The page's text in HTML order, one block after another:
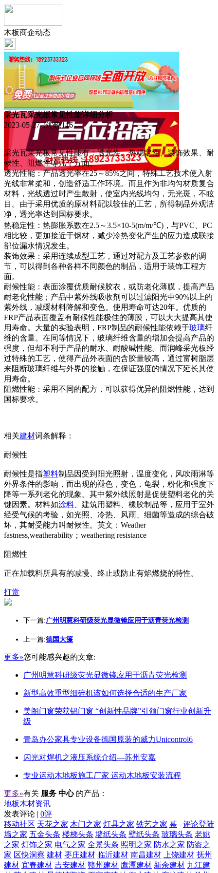
木板商企动态
采光瓦采光板常见性能详细分析
2023-05-27 浏览:116
采光瓦采光板常见性能有：透光性、热稳定性、装饰效果、耐
候性、阻燃性等几个方面。
透光性能：产品透光率在25～85%之间，特殊工艺技术使入射
光线非常柔和，创造舒适工作环境。而且作为非均匀材质复合
材料，光线透过时产生散射，使室内光线均匀，无光斑，不眩
目。由于采用优质的原材料配以较佳的工艺，所得制品外观洁
净，透光率达到国标要求。
热稳定性：热膨胀系数在2.5～3.5×10-5(m/m/℃)，与PVC、PC
相比较，更加接近于钢材，减少冷热变化产生的应力造成联接
部位漏水情况发生。
装饰效果：采用连续成型工艺，通过对配方及工艺参数的调
节，可以得到各种各样不同颜色的制品，适用于装饰工程方
面。
耐候性能：表面涂覆优质耐候胶衣，或防老化薄膜，提高产品
耐老化性能；产品中紫外线吸收剂可以过滤阳光中90%以上的
紫外线，减缓材料降解和变色。使用寿命可达20年。优质的
FRP产品表面覆盖有耐候性能极佳的薄膜，可以大大提高其使
用寿命。大量的实验表明，FRP制品的耐候性能依赖于玻璃纤
维的含量。在同等情况下，玻璃纤维含量的增加会提高产品的
强度，但却不利于产品的耐水、耐酸碱性能。而润峰采光板经
过特殊的工艺，使得产品外表面的含胶量较高，通过富树脂层
来阻断玻璃纤维与外界的接触，在保证强度的情况下延长其使
用寿命。
阻燃性能：采用不同的配方，可以获得优异的阻燃性能，达到
国标要求。
相关建材词条解释：
耐候性
耐候性是指塑料制品因受到阳光照射，温度变化，风吹雨淋等
外界条件的影响，而出现的褪色，变色，龟裂，粉化和强度下
降等一系列老化的现象。其中紫外线照射是促使塑料老化的关
键因素。材料如涂料 、建筑用塑料、橡胶制品等，应用于室外
经受气候的考验，如光照、冷热、风雨、细菌等造成的综合破
坏，其耐受能力叫耐候性。英文：Weather
fastness,weatherability；weathering resistance
阻燃性
正在加载料所具有的减慢、终止或防止有焰燃烧的特性。
打赏
下一篇:广州明慧科研级荧光显微镜应用于沥青荧光检测
上一篇:德国大篷
更多»您可能感兴趣的文章:
广州明慧科研级荧光显微镜应用于沥青荧光检测
新型高效重型细碎机该如何选择合适的生产厂家
美阁门窗荣获铝门窗 “创新性品牌”引领门窗行业创新升
级
青岛办公家具专业设备德国原装的威力Unicontrol6
闪光对焊机之液压系统介绍—苏州安嘉
专业运动木地板施工厂家 运动木地板安装流程
更多»有关 服务 中心 的产品：
地板木材资讯
发表评论 | 0评
评论登陆
移动社区 天花之家 木门之家 灯具之家 铁艺之家 幕
墙之家 五金头条 楼梯头条 墙纸头条 壁纸头条 玻璃头条 老姚
之家 灯饰之家 电气之家 全景头条 照明之家 防水之家 防盗之
家 区快洞察 建材 枣庄建材 临沂建材 南昌建材 上饶建材 抚州
建材 宜春建材 吉安建材 赣州建材 鹰潭建材 新余建材 九江建